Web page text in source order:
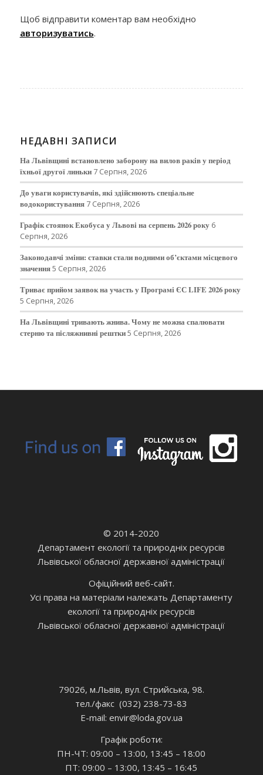
Щоб відправити коментар вам необхідно
авторизуватись.
НЕДАВНІ ЗАПИСИ
На Львівщині встановлено заборону на вилов раків у період
їхньої другої линьки 7 Серпня, 2026
До уваги користувачів, які здійснюють спеціальне
водокористування 7 Серпня, 2026
Графік стоянок Екобуса у Львові на серпень 2026 року 6
Серпня, 2026
Законодавчі зміни: ставки стали водними об’єктами місцевого
значення5 Серпня, 2026
Триває прийом заявок на участь у Програмі ЄС LIFE 2026 року
5 Серпня, 2026
На Львівщині тривають жнива. Чому не можна спалювати
стерню та післяжнивні рештки5 Серпня, 2026
© 2014-2020
Департамент екології та природніх ресурсів
Львівської обласної державної адміністрації
Офіційний веб-сайт.
Усі права на матеріали належать Департаменту
екології та природніх ресурсів
Львівської обласної державної адміністрації
79026, м.Львів, вул. Стрийська, 98.
тел./факс (032) 238-73-83
E-mail: envir@loda.gov.ua
Графік роботи:
ПН-ЧТ: 09:00 – 13:00, 13:45 – 18:00
ПТ: 09:00 – 13:00, 13:45 – 16:45